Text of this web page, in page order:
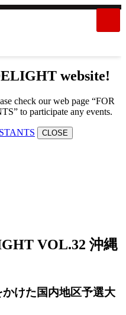
website!
check our web page “FOR
to participate any events.
CLOSE
VOL.32 沖縄
けた国内地区予選大